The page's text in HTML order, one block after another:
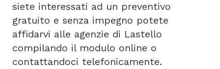
siete interessati ad un preventivo
gratuito e senza impegno potete
affidarvi alle agenzie di Lastello
compilando il modulo online o
contattandoci telefonicamente.